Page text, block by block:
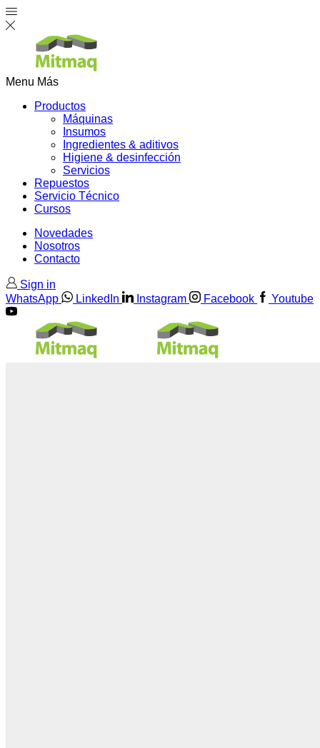
Menu Más
Productos
Máquinas
Insumos
Ingredientes & aditivos
Higiene & desinfección
Servicios
Repuestos
Servicio Técnico
Cursos
Novedades
Nosotros
Contacto
Sign in
WhatsApp
LinkedIn Instagram Facebook Youtube